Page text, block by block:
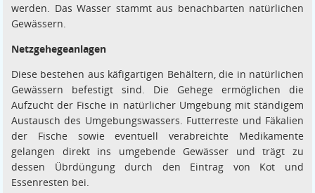
werden. Das Wasser stammt aus benachbarten natürlichen
Gewässern.
Netzgehegeanlagen
Diese bestehen aus käfigartigen Behältern, die in natürlichen
Gewässern befestigt sind. Die Gehege ermöglichen die
Aufzucht der Fische in natürlicher Umgebung mit ständigem
Austausch des Umgebungswassers. Futterreste und Fäkalien
der Fische sowie eventuell verabreichte Medikamente
gelangen direkt ins umgebende Gewässer und trägt zu
dessen Übrdüngung durch den Eintrag von Kot und
Essenresten bei.